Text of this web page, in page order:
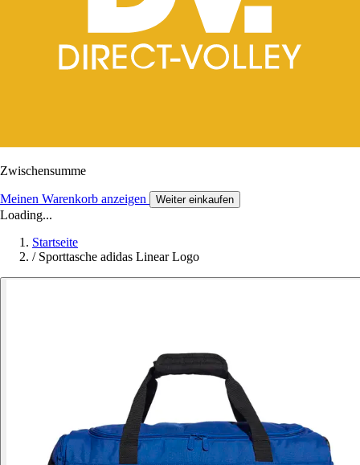
Zwischensumme
Meinen Warenkorb anzeigen Weiter einkaufen
Loading...
Startseite
/ Sporttasche adidas Linear Logo